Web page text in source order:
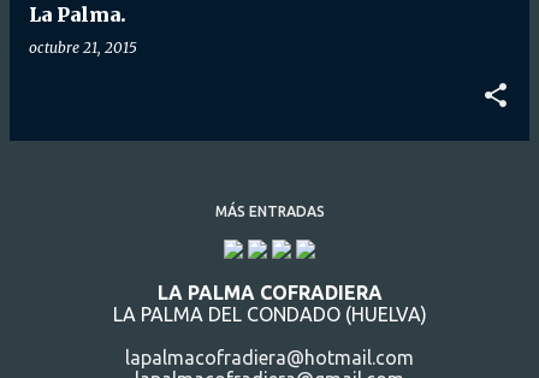
La Palma.
octubre 21, 2015
MÁS ENTRADAS
LA PALMA COFRADIERA
LA PALMA DEL CONDADO (HUELVA)
lapalmacofradiera@hotmail.com